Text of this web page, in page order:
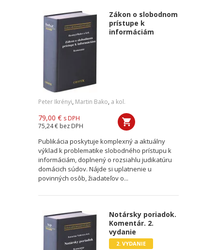
Zákon o slobodnom
prístupe k
informáciám
Peter Ikrényi, Martin Bako, a kol.
79,00 € s DPH
75,24 € bez DPH
Publikácia poskytuje komplexný a aktuálny
výklad k problematike slobodného prístupu k
informáciám, doplnený o rozsiahlu judikatúru
domácich súdov. Nájde si uplatnenie u
povinných osôb, žiadateľov o...
Notársky poriadok.
Komentár. 2.
vydanie
2. VYDANIE